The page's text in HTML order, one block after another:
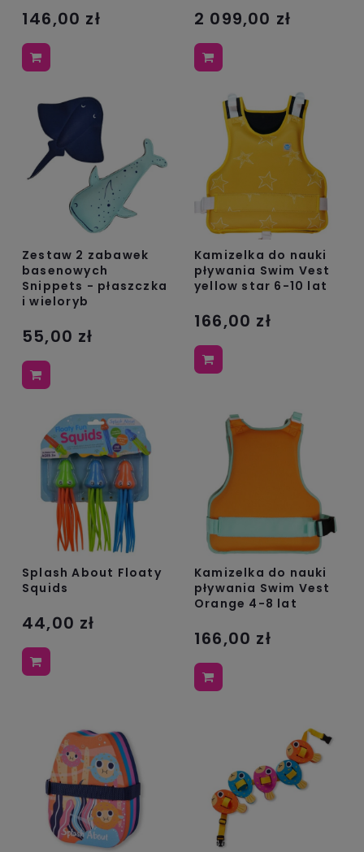
146,00 zł 2 099,00 zł
Zestaw 2 zabawek
basenowych
Snippets - płaszczka
i wieloryb
55,00 zł
Kamizelka do nauki
pływania Swim Vest
yellow star 6-10 lat
166,00 zł
Splash About Floaty
Squids
44,00 zł
Kamizelka do nauki
pływania Swim Vest
Orange 4-8 lat
166,00 zł